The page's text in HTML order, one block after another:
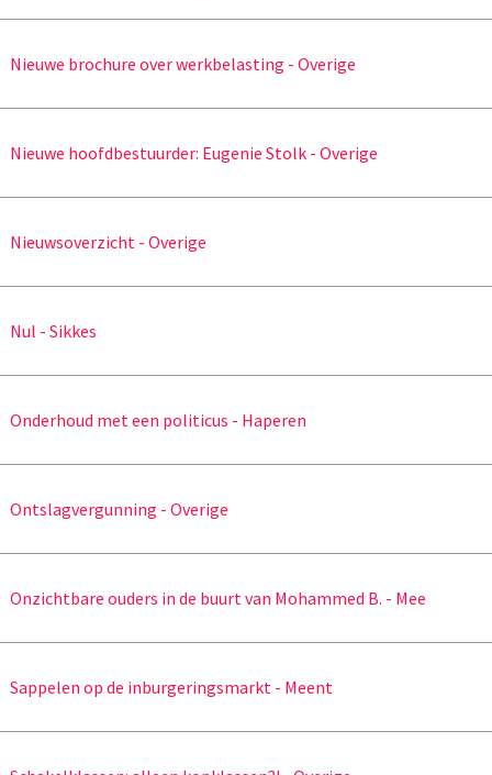
Nieuwe brochure over werkbelasting - Overige
Nieuwe hoofdbestuurder: Eugenie Stolk - Overige
Nieuwsoverzicht - Overige
Nul - Sikkes
Onderhoud met een politicus - Haperen
Ontslagvergunning - Overige
Onzichtbare ouders in de buurt van Mohammed B. - Mee
Sappelen op de inburgeringsmarkt - Meent